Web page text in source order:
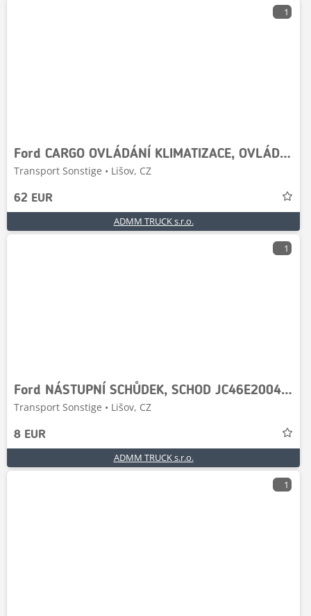
1
Ford CARGO OVLÁDÁNÍ KLIMATIZACE, OVLÁDÁNÍ TOPENÍ 880 10
Transport Sonstige • Lišov, CZ
62 EUR
ADMM TRUCK s.r.o.
1
Ford NÁSTUPNÍ SCHŮDEK, SCHOD JC46E20040CA
Transport Sonstige • Lišov, CZ
8 EUR
ADMM TRUCK s.r.o.
1